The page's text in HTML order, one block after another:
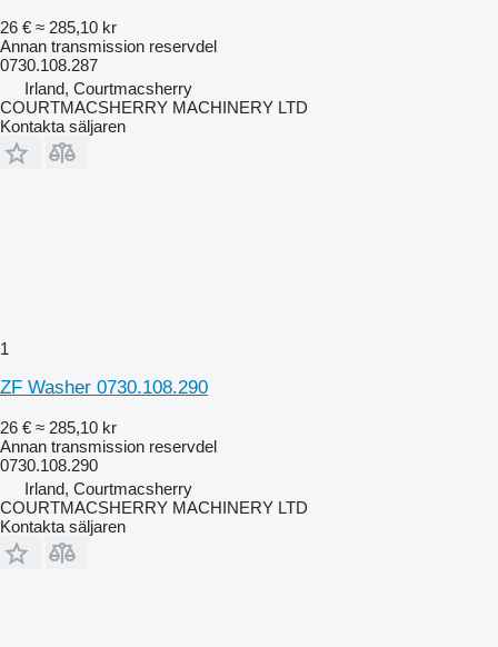
26 € ≈ 285,10 kr
Annan transmission reservdel
0730.108.287
Irland, Courtmacsherry
COURTMACSHERRY MACHINERY LTD
Kontakta säljaren
1
ZF Washer 0730.108.290
26 € ≈ 285,10 kr
Annan transmission reservdel
0730.108.290
Irland, Courtmacsherry
COURTMACSHERRY MACHINERY LTD
Kontakta säljaren